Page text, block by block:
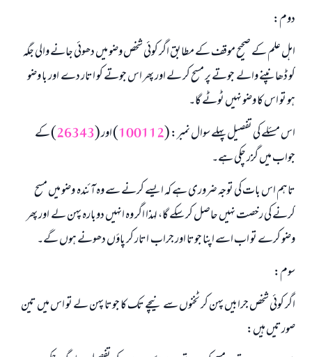
دوم:
اہل علم کے صحیح موقف کے مطابق اگر کوئی شخص وضو میں دھوئی جانے والی جگہ
کو ڈھانپنے والے جوتے پر مسح کر لے اور پھر اس جوتے کو اتار دے اور با وضو
ہو تو اس کا وضو نہیں ٹوٹے گا۔
اس مسئلے کی تفصیل پہلے سوال نمبر: (100112) اور (26343) کے
جواب میں گزر چکی ہے۔
تاہم اس بات کی توجہ ضروری ہے کہ ایسے کرنے سے وہ آئندہ وضو میں مسح
کرنے کی رخصت نہیں حاصل کر سکے گا، لہذا اگر وہ انہیں دوبارہ پہن لے اور پھر
وضو کرے تو اب اسے اپنا جوتا اور جراب اتار کر پاؤں دھونے ہوں گے۔
سوم:
اگر کوئی شخص جرابیں پہن کر ٹخنوں سے نیچے تک کا جوتا پہن لے تو اس میں تین
صورتیں ہیں: